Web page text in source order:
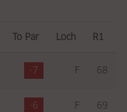
To Par Loch R1
-7 F 68
-6 F 69